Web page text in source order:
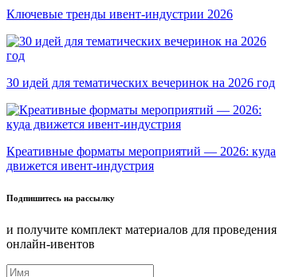
Ключевые тренды ивент-индустрии 2026
30 идей для тематических вечеринок на 2026 год
Креативные форматы мероприятий — 2026: куда
движется ивент-индустрия
Подпишитесь на рассылку
и получите комплект материалов для проведения
онлайн-ивентов